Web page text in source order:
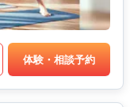
体験・相談予約